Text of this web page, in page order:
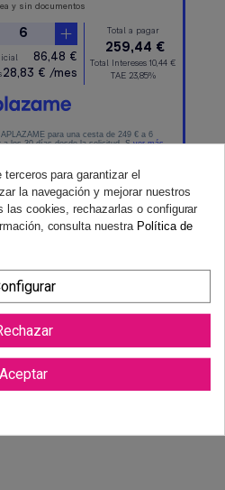
para garantizar el
la navegación y mejorar nuestros
las cookies, rechazarlas o configurar
consulta nuestra Política de
Aceptar